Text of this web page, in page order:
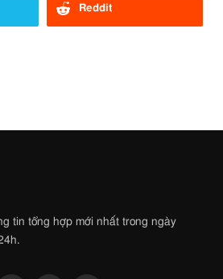
Reddit
tin tổng hợp mới nhất trong ngày